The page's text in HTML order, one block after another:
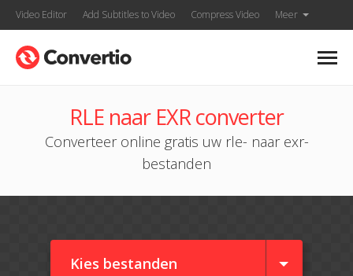
Video Editor Add Subtitles to Video Compress Video Meer
RLE naar EXR converter
Converteer online gratis uw rle- naar exr-
bestanden
Kies bestanden